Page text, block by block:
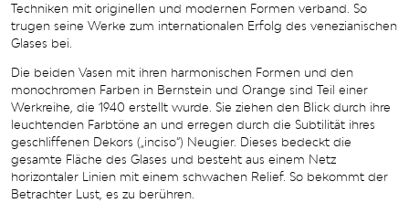
Techniken mit originellen und modernen Formen verband. So
trugen seine Werke zum internationalen Erfolg des venezianischen
Glases bei.
Die beiden Vasen mit ihren harmonischen Formen und den
monochromen Farben in Bernstein und Orange sind Teil einer
Werkreihe, die 1940 erstellt wurde. Sie ziehen den Blick durch ihre
leuchtenden Farbtöne an und erregen durch die Subtilität ihres
geschliffenen Dekors („inciso“) Neugier. Dieses bedeckt die
gesamte Fläche des Glases und besteht aus einem Netz
horizontaler Linien mit einem schwachen Relief. So bekommt der
Betrachter Lust, es zu berühren.